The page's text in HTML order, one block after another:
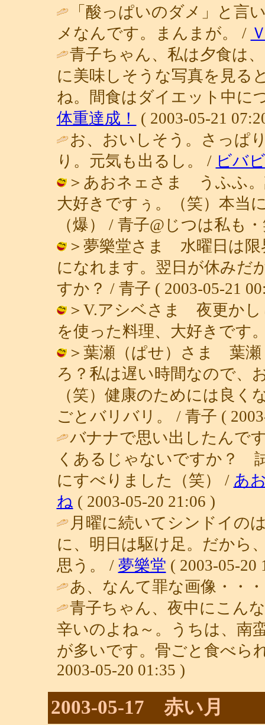
「酸っぱいのダメ」と言
メなんです。まんまが。 /
青子ちゃん、私は夕食は
に美味しそうな写真を見る
ね。間食はダイエット中に
体重達成！
( 2003-05-21
お、おいしそう。さっぱ
り。元気も出るし。 / ビバ
＞あおネェさま うふふ
大好きですぅ。（笑）本当
（爆） / 青子@じつは私も
＞夢樂堂さま 水曜日は限
になれます。翌日が休みだ
すか？ / 青子 ( 2003-05-21
＞V.アシベさま 夜更かし
を使った料理、大好きです
＞葉瀬（ぱせ）さま 葉瀬
ろ？私は遅い時間なので、
（笑）健康のためには良
ごとバリバリ。 / 青子 (
バナナで思い出したんで
くあるじゃないですか？
にすべりました（笑） / あ
ね ( 2003-05-20 21:06 )
月曜に続いてシンドイの
に、明日は駆け足。だから
思う。 / 夢樂堂 ( 2003-05-20
あ、なんて罪な画像・・
青子ちゃん、夜中にこん
辛いのよね～。うちは、南
が多いです。骨ごと食べら
2003-05-20 01:35 )
2003-05-17 赤い月